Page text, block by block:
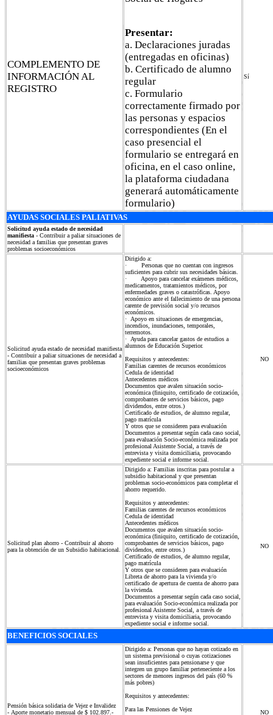
COMPLEMENTO DE
INFORMACIÓN AL
REGISTRO
Presentar:
a. Declaraciones juradas
(entregadas en oficinas)
b. Certificado de alumno
regular
c. Formulario
correctamente firmado por
las personas y espacios
correspondientes (En el
caso presencial el
formulario se entregará en
oficina, en el caso online,
la plataforma ciudadana
generará automáticamente
formulario)
Sí
AYUDAS SOCIALES PALIATIVAS
Solicitud ayuda estado de necesidad
manifiesta - Contribuir a paliar situaciones de
necesidad a familias que presentan graves
problemas socioeconómicos
Solicitud ayuda estado de necesidad manifiesta
- Contribuir a paliar situaciones de necesidad a
familias que presentan graves problemas
socioeconómicos
Dirigido a:
· Personas que no cuentan con ingresos
suficientes para cubrir sus necesidades básicas.
· Apoyo para cancelar exámenes médicos,
medicamentos, tratamientos médicos, por
enfermedades graves o catastróficas. Apoyo
económico ante el fallecimiento de una persona
carente de previsión social y/o recursos
económicos.
· Apoyo en situaciones de emergencias,
incendios, inundaciones, temporales,
terremotos.
· Ayuda para cancelar gastos de estudios a
alumnos de Educación Superior.
Requisitos y antecedentes:
Familias carentes de recursos económicos
Cedula de identidad
Antecedentes médicos
Documentos que avalen situación socio-
económica (finiquito, certificado de cotización,
comprobantes de servicios básicos, pago
dividendos, entre otros.)
Certificado de estudios, de alumno regular,
pago matrícula
Y otros que se consideren para evaluación
Documentos a presentar según cada caso social,
para evaluación Socio-económica realizada por
profesional Asistente Social, a través de
entrevista y visita domiciliaria, provocando
expediente social e informe social.
NO
Solicitud plan ahorro - Contribuir al ahorro
para la obtención de un Subsidio habitacional.
Dirigido a: Familias inscritas para postular a
subsidio habitacional y que presentan
problemas socio-económicos para completar el
ahorro requerido.
Requisitos y antecedentes:
Familias carentes de recursos económicos
Cedula de identidad
Antecedentes médicos
Documentos que avalen situación socio-
económica (finiquito, certificado de cotización,
comprobantes de servicios básicos, pago
dividendos, entre otros.)
Certificado de estudios, de alumno regular,
pago matrícula
Y otros que se consideren para evaluación
Libreta de ahorro para la vivienda y/o
certificado de apertura de cuenta de ahorro para
la vivienda.
Documentos a presentar según cada caso social,
para evaluación Socio-económica realizada por
profesional Asistente Social, a través de
entrevista y visita domiciliaria, provocando
expediente social e informe social.
NO
BENEFICIOS SOCIALES
Pensión básica solidaria de Vejez e Invalidez
- Aporte monetario mensual de $ 102.897.-
Dirigido a: Personas que no hayan cotizado en
un sistema previsional o cuyas cotizaciones
sean insuficientes para pensionarse y que
integren un grupo familiar perteneciente a los
sectores de menores ingresos del país (60 %
más pobres)
Requisitos y antecedentes:
Para las Pensiones de Vejez
NO